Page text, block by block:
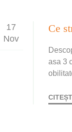
17
Nov
asa 3